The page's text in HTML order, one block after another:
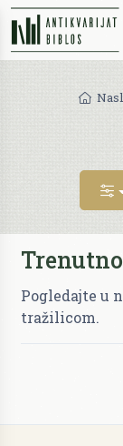
Pogledajte u
tražilicom.